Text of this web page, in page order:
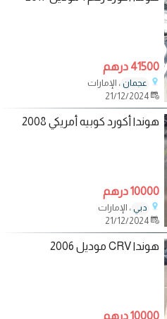
41500 درهم
عجمان ، الإمارات
هوندا أكورد كوبيه أمريكي 2008
10000 درهم
دبي ، الإمارات
هوندا CRV موديل 2006
10000 درهم